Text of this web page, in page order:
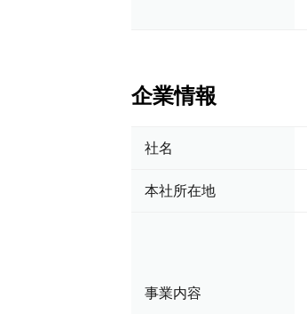
企業情報
社名
本社所在地
事業内容